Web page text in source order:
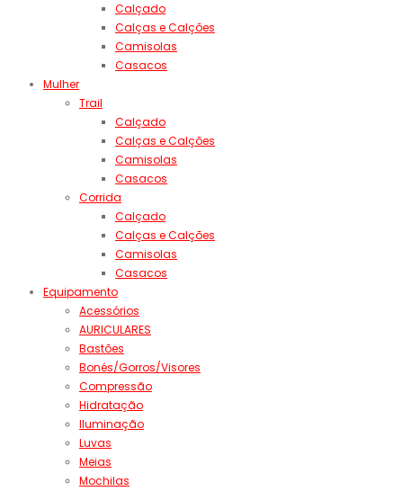
Calçado
Calças e Calções
Camisolas
Casacos
Mulher
Trail
Calçado
Calças e Calções
Camisolas
Casacos
Corrida
Calçado
Calças e Calções
Camisolas
Casacos
Equipamento
Acessórios
AURICULARES
Bastões
Bonés/Gorros/Visores
Compressão
Hidratação
Iluminação
Luvas
Meias
Mochilas